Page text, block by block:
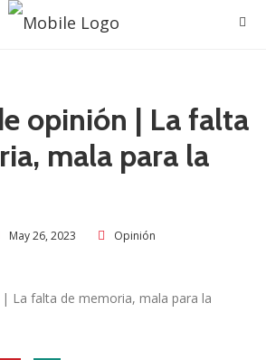
opinión | La falta
mala para la
May 26, 2023 Opinión